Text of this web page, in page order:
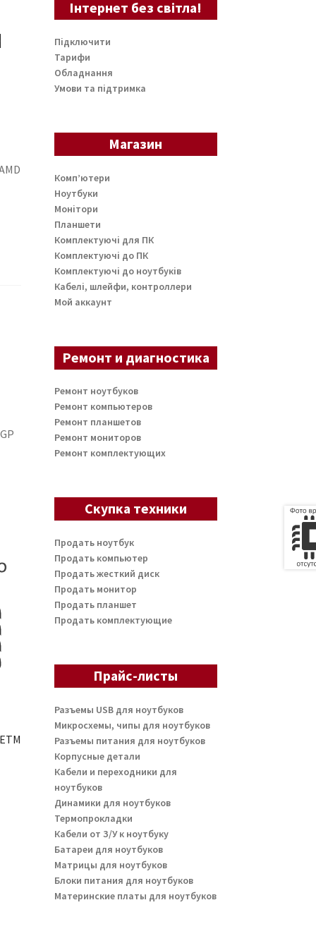
Інтернет без світла!
Підключити
Тарифи
Обладнання
Умови та підтримка
Магазин
Комп’ютери
Ноутбуки
Монітори
Планшети
Комплектуючі для ПК
Комплектуючі до ПК
Комплектуючі до ноутбуків
Кабелі, шлейфи, контроллери
Мой аккаунт
Ремонт и диагностика
Ремонт ноутбуков
Ремонт компьютеров
Ремонт планшетов
Ремонт мониторов
Ремонт комплектующих
Скупка техники
Продать ноутбук
Продать компьютер
Продать жесткий диск
Продать монитор
Продать планшет
Продать комплектующие
Прайс-листы
Разъемы USB для ноутбуков
Микросхемы, чипы для ноутбуков
Разъемы питания для ноутбуков
Корпусные детали
Кабели и переходники для
ноутбуков
Динамики для ноутбуков
Термопрокладки
Кабели от З/У к ноутбуку
Батареи для ноутбуков
Матрицы для ноутбуков
Блоки питания для ноутбуков
Материнские платы для ноутбуков